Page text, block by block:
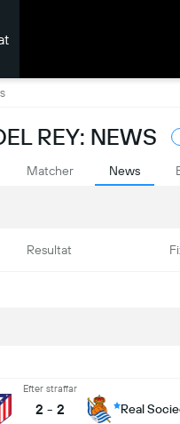
REY: NEWS
Matcher News
Resultat
Efter straffar
2 - 2 Real